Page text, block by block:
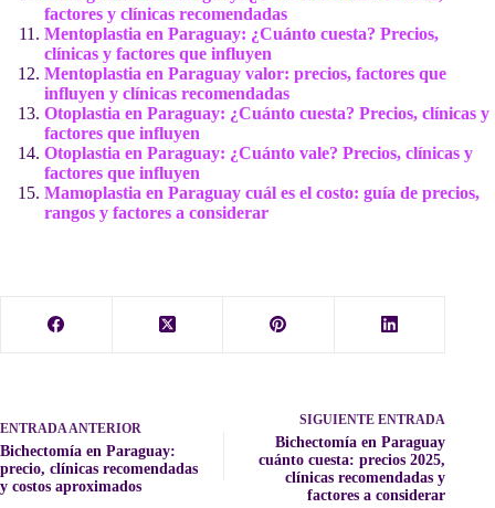
factores y clínicas recomendadas
Mentoplastia en Paraguay: ¿Cuánto cuesta? Precios,
clínicas y factores que influyen
Mentoplastia en Paraguay valor: precios, factores que
influyen y clínicas recomendadas
Otoplastia en Paraguay: ¿Cuánto cuesta? Precios, clínicas y
factores que influyen
Otoplastia en Paraguay: ¿Cuánto vale? Precios, clínicas y
factores que influyen
Mamoplastia en Paraguay cuál es el costo: guía de precios,
rangos y factores a considerar
ENTRADA ANTERIOR
Bichectomía en Paraguay:
precio, clínicas recomendadas
y costos aproximados
SIGUIENTEENTRADA
Bichectomía en Paraguay
cuánto cuesta: precios 2025,
clínicas recomendadas y
factores a considerar